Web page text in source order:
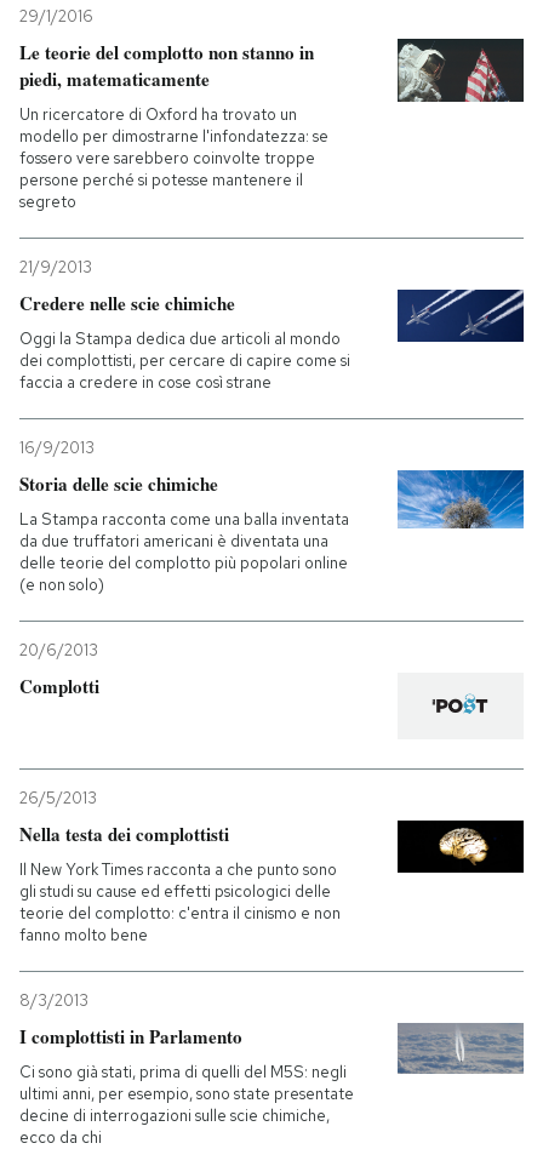
29/1/2016
Le teorie del complotto non stanno in
piedi, matematicamente
Un ricercatore di Oxford ha trovato un
modello per dimostrarne l'infondatezza: se
fossero vere sarebbero coinvolte troppe
persone perché si potesse mantenere il
segreto
21/9/2013
Credere nelle scie chimiche
Oggi la Stampa dedica due articoli al mondo
dei complottisti, per cercare di capire come si
faccia a credere in cose così strane
16/9/2013
Storia delle scie chimiche
La Stampa racconta come una balla inventata
da due truffatori americani è diventata una
delle teorie del complotto più popolari online
(e non solo)
20/6/2013
Complotti
26/5/2013
Nella testa dei complottisti
Il New York Times racconta a che punto sono
gli studi su cause ed effetti psicologici delle
teorie del complotto: c'entra il cinismo e non
fanno molto bene
8/3/2013
I complottisti in Parlamento
Ci sono già stati, prima di quelli del M5S: negli
ultimi anni, per esempio, sono state presentate
decine di interrogazioni sulle scie chimiche,
ecco da chi